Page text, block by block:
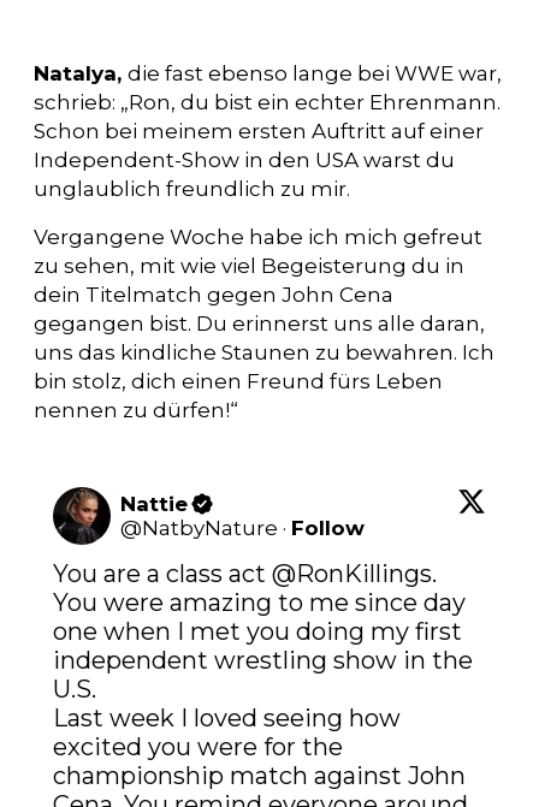
Natalya, die fast ebenso lange bei WWE war,
schrieb: „Ron, du bist ein echter Ehrenmann.
Schon bei meinem ersten Auftritt auf einer
Independent-Show in den USA warst du
unglaublich freundlich zu mir.
Vergangene Woche habe ich mich gefreut
zu sehen, mit wie viel Begeisterung du in
dein Titelmatch gegen John Cena
gegangen bist. Du erinnerst uns alle daran,
uns das kindliche Staunen zu bewahren. Ich
bin stolz, dich einen Freund fürs Leben
nennen zu dürfen!“
Nattie
@NatbyNature · Follow
You are a class act @RonKillings.
You were amazing to me since day
one when I met you doing my first
independent wrestling show in the
U.S.
Last week I loved seeing how
excited you were for the
championship match against John